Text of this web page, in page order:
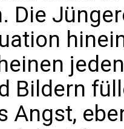
Die
Bildern
Angst,